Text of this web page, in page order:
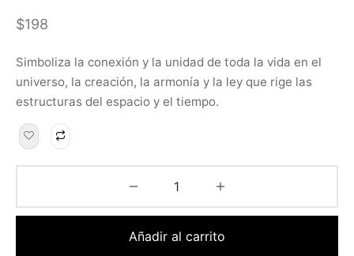
$198
Simboliza la conexión y la unidad de toda la vida en el
universo, la creación, la armonía y la ley que rige las
estructuras del espacio y el tiempo.
Añadir al carrito